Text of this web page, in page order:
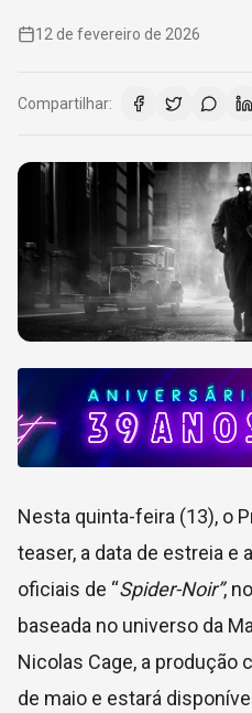
12 de fevereiro de 2026
Compartilhar:
Nesta quinta-feira (13), o
teaser, a data de estreia e
oficiais de “Spider-Noir”,
baseada no universo da
Nicolas Cage, a produção
de maio e estará